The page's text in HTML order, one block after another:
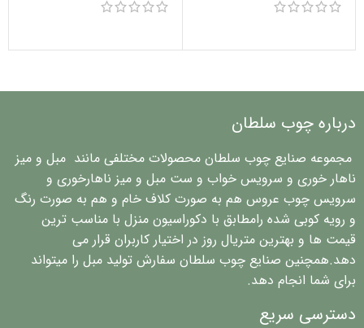
درباره چوب سلطان
مجموعه صنایع چوب سلطان محصولات مختلفی مانند مبل و میز
ناهار خوری و سرویس خواب و ست مبل و میز ناهارخوری و
سرویس چوب عروس هم به صورت کلاف خام و هم به صورت رنگ
و رویه کوبی شده رامطابق با دکوراسیون منزل با مناسب ترین
قیمت ها و بهترین متریال روز در اختیار کاربران قرار می
دهد.همچنین صنایع چوب سلطان سفارش تولید مبل را میتواند
برای شما انجام دهد.
دسترسی سریع